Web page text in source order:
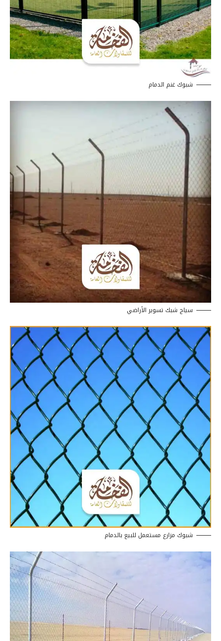
شبوك غنم الدمام
سياج شبك تسوير الأراضي
شبوك مزارع مستعمل للبيع بالدمام